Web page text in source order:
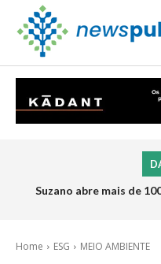
Suzano abre mais de
Home ESG MEIO AMBIENTE